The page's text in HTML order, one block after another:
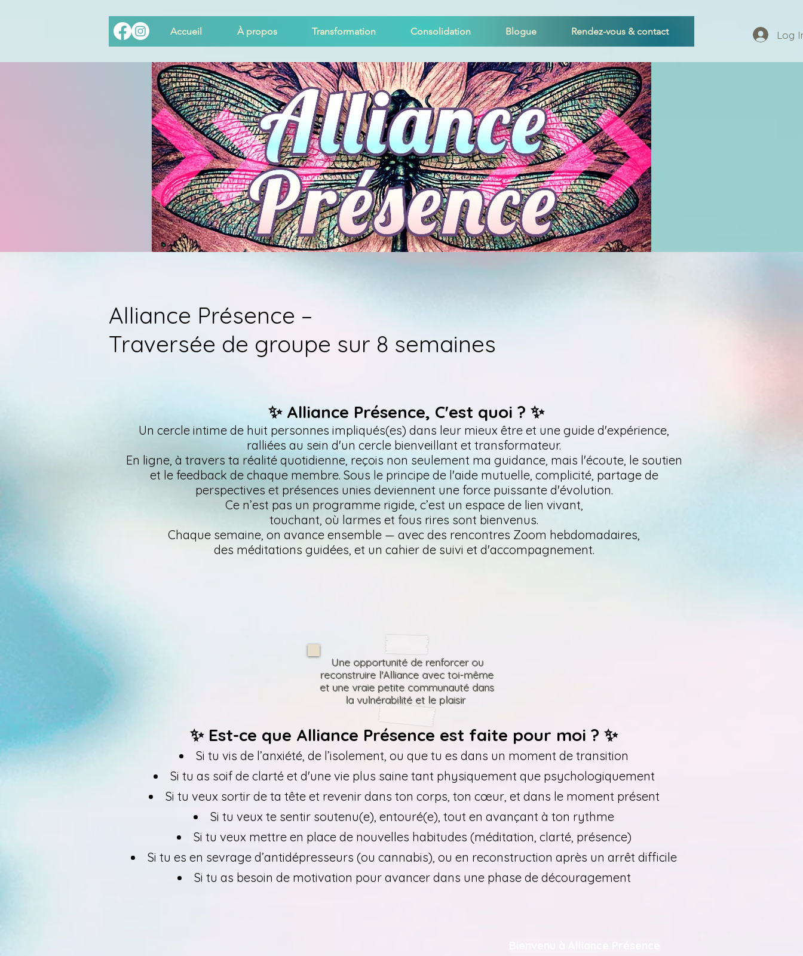
Accueil À propos Transformation Consolidation Blogue Rendez-vous & contact Log
Alliance Présence –
Traversée de groupe sur 8 semaines
✨ Alliance Présence, C'est quoi ? ✨
Un cercle intime de huit personnes impliqués(es) dans leur mieux être et une guide d'expérience,
ralliées au sein d'un cercle bienveillant et transformateur.
En ligne, à travers ta réalité quotidienne, reçois non seulement ma guidance, mais l'écoute, le soutien
et le feedback de chaque membre. Sous le principe de l'aide mutuelle, complicité, partage de
perspectives et présences unies deviennent une force puissante d'évolution.
Ce n’est pas un programme rigide, c’est un espace de lien vivant,
touchant, où larmes et fous rires sont bienvenus.
Chaque semaine, on avance ensemble — avec des rencontres Zoom hebdomadaires,
des méditations guidées, et un cahier de suivi et d'accompagnement.
✨ Est-ce que Alliance Présence est faite pour moi ? ✨
Si tu vis de l’anxiété, de l’isolement, ou que tu es dans un moment de transition
Si tu as soif de clarté et d'une vie plus saine tant physiquement que psychologiquement
Si tu veux sortir de ta tête et revenir dans ton corps, ton cœur, et dans le moment présent
Si tu veux te sentir soutenu(e), entouré(e), tout en avançant à ton rythme
Si tu veux mettre en place de nouvelles habitudes (méditation, clarté, présence)
Si tu es en sevrage d’antidépresseurs (ou cannabis), ou en reconstruction après un arrêt difficile
​Si tu as besoin de motivation pour avancer dans une phase de découragement
Une opportunité de renforcer ou
reconstruire l'Alliance avec toi-même
et une vraie petite communauté dans
la vulnérabilité et le plaisir